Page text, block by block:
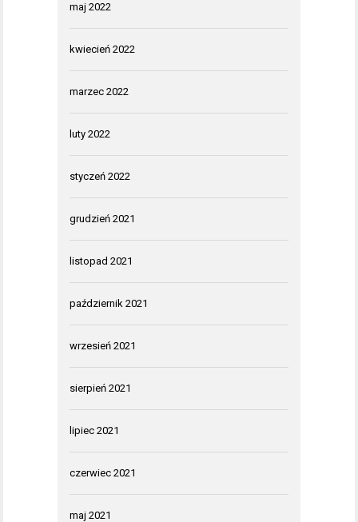
maj 2022
kwiecień 2022
marzec 2022
luty 2022
styczeń 2022
grudzień 2021
listopad 2021
październik 2021
wrzesień 2021
sierpień 2021
lipiec 2021
czerwiec 2021
maj 2021